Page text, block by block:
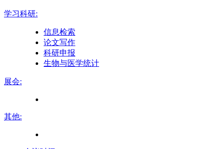
学习科研:
信息检索
论文写作
科研申报
生物与医学统计
展会:
其他: